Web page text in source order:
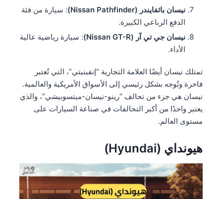
نيسان باثفايندر (Nissan Pathfinder)
: سيارة من فئة
الدفع الرباعي الكبيرة.
نيسان جي تي آر (Nissan GT-R)
: سيارة رياضية عالية
الأداء.
تمتلك نيسان أيضًا العلامة التجارية “إنفينيتي”، التي تُعتبر
فاخرة وتُوجه بشكل رئيسي إلى الأسواق الأمريكية والعالمية.
نيسان هي جزء من تحالف “رينو-نيسان-ميتسوبيشي”، والذي
يعتبر واحدًا من أكبر التحالفات في صناعة السيارات على
مستوى العالم.
هيونداي (Hyundai)